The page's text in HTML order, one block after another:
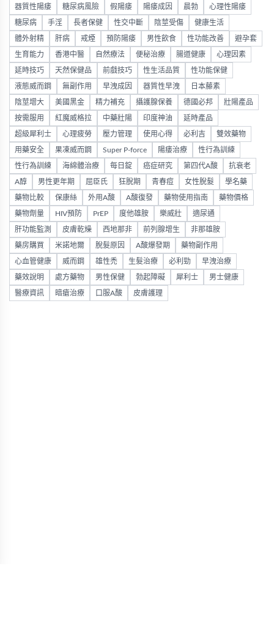
器質性陽痿 糖尿病風險 假陽痿 陽痿成因 晨勃 心理性陽痿
糖尿病 手淫 長者保健 性交中斷 陰莖受傷 健康生活
體外射精 肝病 戒煙 預防陽痿 男性飲食 性功能改善 避孕套
生育能力 香港中醫 自然療法 便秘治療 腸道健康 心理因素
延時技巧 天然保健品 前戲技巧 性生活品質 性功能保健
液態威而鋼 無副作用 早洩成因 器質性早洩 日本藤素
陰莖增大 美國黑金 精力補充 攝護腺保養 德國必邦 壯陽產品
按需服用 紅魔威格拉 中藥壯陽 印度神油 延時產品
超級犀利士 心理疲勞 壓力管理 使用心得 必利吉 雙效藥物
用藥安全 果凍威而鋼 Super P-force 陽痿治療 性行為訓練
性行為訓練 海綿體治療 每日錠 癌症研究 第四代A酸 抗衰老
A醇 男性更年期 屈臣氏 狂脫期 青春痘 女性脫髮 學名藥
藥物比較 保康絲 外用A酸 A酸復發 藥物使用指南 藥物價格
藥物劑量 HIV預防 PrEP 度他雄胺 樂威壯 適尿通
肝功能監測 皮膚乾燥 西地那非 前列腺增生 非那雄胺
藥房購買 米諾地爾 脫髮原因 A酸爆發期 藥物副作用
心血管健康 威而鋼 雄性禿 生髮治療 必利勁 早洩治療
藥效說明 處方藥物 男性保健 勃起障礙 犀利士 男士健康
醫療資訊 暗瘡治療 口服A酸 皮膚護理